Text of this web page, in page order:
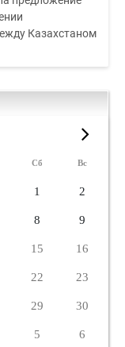
Казахстаном
Сб Вс
1 2
8 9
15 16
22 23
29 30
5 6